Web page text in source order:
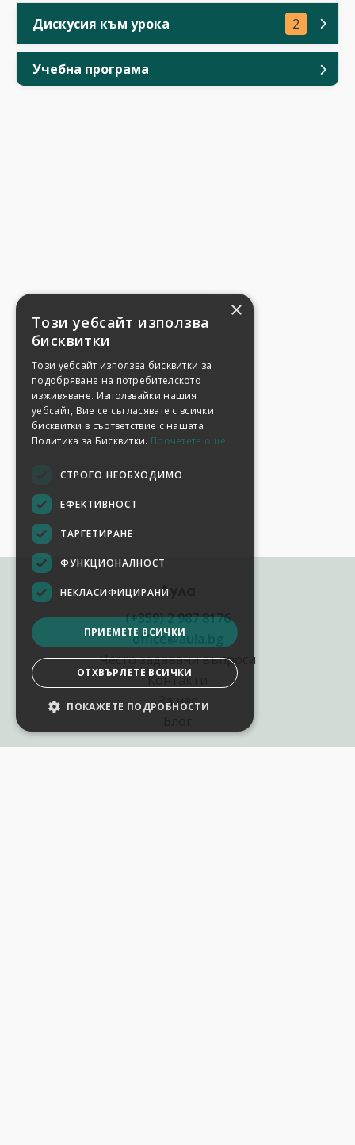
Дискусия към урока 2
Учебна програма
Аула
(+359) 2 987 8176
office@aula.bg
Често задавани въпроси
Контакти
За нас
×
Този уебсайт използва
бисквитки
Този уебсайт използва бисквитки за
подобряване на потребителското
изживяване. Използвайки нашия
уебсайт, Вие се съгласявате с всички
бисквитки в съответствие с нашата
Политика за Бисквитки. Прочетете още
СТРОГО НЕОБХОДИМО
ЕФЕКТИВНОСТ
ТАРГЕТИРАНЕ
ФУНКЦИОНАЛНОСТ
НЕКЛАСИФИЦИРАНИ
ПРИЕМЕТЕ ВСИЧКИ
ОТХВЪРЛЕТЕ ВСИЧКИ
ПОКАЖЕТЕ ПОДРОБНОСТИ